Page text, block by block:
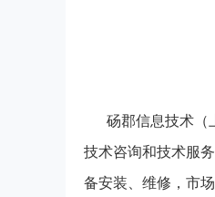
砀郡信息技术（
技术咨询和技术服
备安装、维修，市